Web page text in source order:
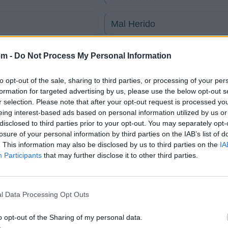
- Do Not Process My Personal Information
opt-out of the sale, sharing to third parties, or processing of your
for targeted advertising by us, please use the below opt-out
selection. Please note that after your opt-out request is processed
interest-based ads based on personal information utilized by us
to third parties prior to your opt-out. You may separately
of your personal information by third parties on the IAB’s list of
This information may also be disclosed by us to third parties on the
Participants that may further disclose it to other third parties.
Data Processing Opt Outs
opt-out of the Sharing of my personal data.
Mal Herido
más apoyados y visitados de esta semana.